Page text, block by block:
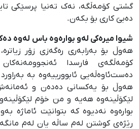
گشتی کۆمەڵگە، نەک تەنیا پرسێکی
دەبێ کاری بۆ بکەن.
شیوا میرەکی لەو بوارەوە باس لەوە
هەوڵ بۆ بەرابەری رەگەزی زۆر
کۆمەڵگەی فارسدا
دەست‌ئاوەڵەیی ئابوورییەوە بە
هەوڵ بۆ یەکسانی دەدەن و
لێکۆڵینەوە هەیە و من خۆم
بوارەوە نەدیوە کە بتوانێت ئاماژە
رێژەی کوشتن لەم ساڵە یان لەم مانگە